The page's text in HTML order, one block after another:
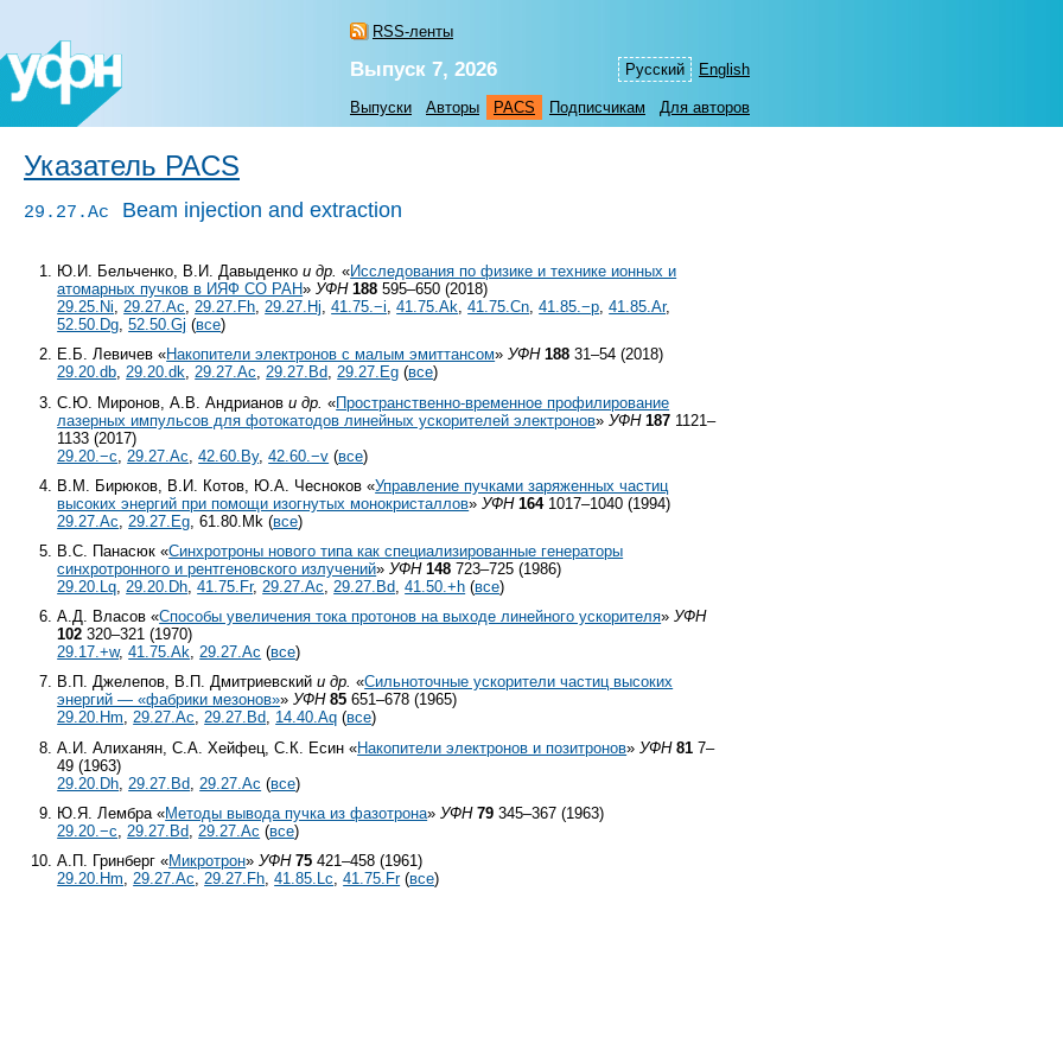
RSS-ленты
Русский English
Выпуск 7, 2026
Выпуски Авторы PACS Подписчикам Для авторов
Указатель PACS
29.27.Ac Beam injection and extraction
Ю.И. Бельченко, В.И. Давыденкои др. «Исследования по физике и технике ионных и
атомарных пучков в ИЯФ СО РАН»УФН 188 595–650 (2018)
29.25.Ni,29.27.Ac,29.27.Fh,29.27.Hj,41.75.−i,41.75.Ak,41.75.Cn,41.85.−p,41.85.Ar,
52.50.Dg,52.50.Gj (все)
Е.Б. Левичев «Накопители электронов с малым эмиттансом»УФН 188 31–54 (2018)
29.20.db,29.20.dk,29.27.Ac,29.27.Bd,29.27.Eg (все)
С.Ю. Миронов, А.В. Андрианови др. «Пространственно-временное профилирование
лазерных импульсов для фотокатодов линейных ускорителей электронов»УФН 187 1121–
1133 (2017)
29.20.−c
29.27.Ac ,42.60.By,42.60.−v (все)
В.М. Бирюков, В.И. Котов, Ю.А. Чесноков «Управление пучками заряженных частиц
высоких энергий при помощи изогнутых монокристаллов»УФН 1641017–1040 (1994)
29.27.Ac
29.27.Eg , 61.80.Mk (все)
В.С. Панасюк «Синхротроны нового типа как специализированные генераторы
синхротронного и рентгеновского излучений»УФН 148 723–725 (1986)
29.20.Lq,29.20.Dh,41.75.Fr,29.27.Ac,29.27.Bd,41.50.+h (все)
А.Д. Власов «Способы увеличения тока протонов на выходе линейного ускорителя»УФН
102 320–321 (1970)
29.17.+w,41.75.Ak,29.27.Ac (все)
В.П. Джелепов, В.П. Дмитриевскийи др. «Сильноточные ускорители частиц высоких
энергий — «фабрики мезонов»»УФН 85 651–678 (1965)
29.20.Hm,29.27.Ac,29.27.Bd, 14.40.Aq (все)
А.И. Алиханян, С.А. Хейфец, С.К. Есин «Накопители электронов и позитронов»УФН 81 7–
49 (1963)
29.20.Dh 29.27.Bd 29.27.Ac (все)
Ю.Я. Лембра «Методы вывода пучка из фазотрона»УФН 79 345–367 (1963)
29.20.−c
29.27.Bd 29.27.Ac (все)
А.П. Гринберг «Микротрон»УФН 75 421–458 (1961)
29.20.Hm,29.27.Ac,29.27.Fh,41.85.Lc,41.75.Fr(все)